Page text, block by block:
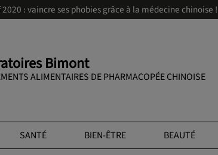
: vaincre ses phobies grâce à la médecine chinoise !
Bimont
ALIMENTAIRES DE PHARMACOPÉE CHINOISE
SANTÉ BIEN-ÊTRE BEAUTÉ